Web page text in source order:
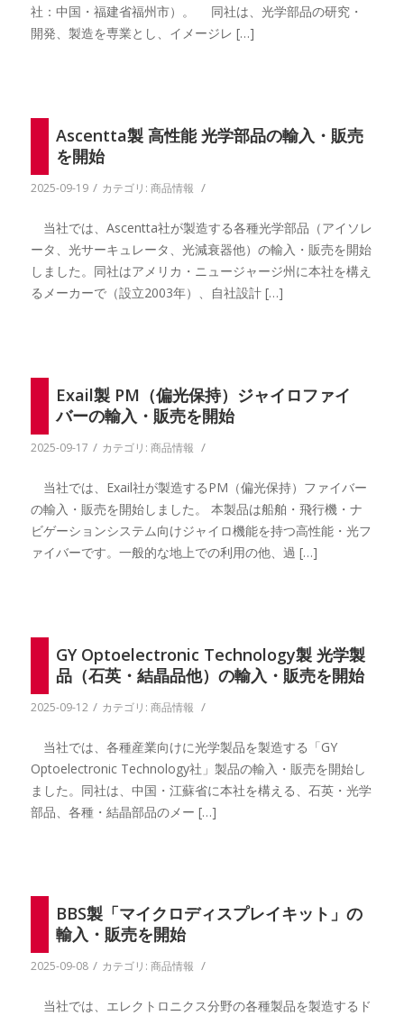
社：中国・福建省福州市）。 同社は、光学部品の研究・
開発、製造を専業とし、イメージレ […]
Ascentta製 高性能 光学部品の輸入・販売
を開始
2025-09-19 / カテゴリ: 商品情報 /
当社では、Ascentta社が製造する各種光学部品（アイソレ
ータ、光サーキュレータ、光減衰器他）の輸入・販売を開始
しました。同社はアメリカ・ニュージャージ州に本社を構え
るメーカーで（設立2003年）、自社設計 […]
Exail製 PM（偏光保持）ジャイロファイ
バーの輸入・販売を開始
2025-09-17 / カテゴリ: 商品情報 /
当社では、Exail社が製造するPM（偏光保持）ファイバー
の輸入・販売を開始しました。 本製品は船舶・飛行機・ナ
ビゲーションシステム向けジャイロ機能を持つ高性能・光フ
ァイバーです。一般的な地上での利用の他、過 […]
GY Optoelectronic Technology製 光学製
品（石英・結晶品他）の輸入・販売を開始
2025-09-12 / カテゴリ: 商品情報 /
当社では、各種産業向けに光学製品を製造する「GY
Optoelectronic Technology社」製品の輸入・販売を開始し
ました。同社は、中国・江蘇省に本社を構える、石英・光学
部品、各種・結晶部品のメー […]
BBS製「マイクロディスプレイキット」の
輸入・販売を開始
2025-09-08 / カテゴリ: 商品情報 /
当社では、エレクトロニクス分野の各種製品を製造するド